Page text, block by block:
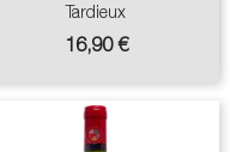
Tardieux
Prix
16,90 €